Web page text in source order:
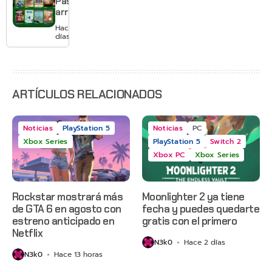
pagar
suscripción
arranca
agosto
con
Gears of
2 y más
Hace 3
días
ARTÍCULOS RELACIONADOS
Noticias
PlayStation 5
Xbox Series
Rockstar mostrará más
de GTA 6 en agosto con
estreno anticipado en
Netflix
N3k0 Hace 13 horas
Noticias
PC
PlayStation 5
Switch 2
Xbox PC
Xbox Series
Moonlighter 2 ya tiene
fecha y puedes quedarte
gratis con el primero
N3k0 Hace 2 días